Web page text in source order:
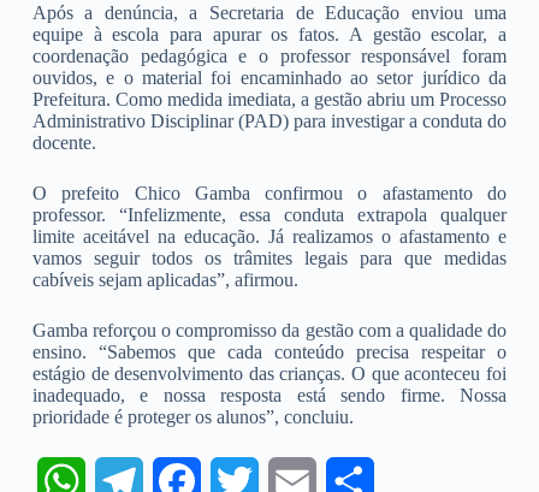
Após a denúncia, a Secretaria de Educação enviou uma
equipe à escola para apurar os fatos. A gestão escolar, a
coordenação pedagógica e o professor responsável foram
ouvidos, e o material foi encaminhado ao setor jurídico da
Prefeitura. Como medida imediata, a gestão abriu um Processo
Administrativo Disciplinar (PAD) para investigar a conduta do
docente.
O prefeito Chico Gamba confirmou o afastamento do
professor. “Infelizmente, essa conduta extrapola qualquer
limite aceitável na educação. Já realizamos o afastamento e
vamos seguir todos os trâmites legais para que medidas
cabíveis sejam aplicadas”, afirmou.
Gamba reforçou o compromisso da gestão com a qualidade do
ensino. “Sabemos que cada conteúdo precisa respeitar o
estágio de desenvolvimento das crianças. O que aconteceu foi
inadequado, e nossa resposta está sendo firme. Nossa
prioridade é proteger os alunos”, concluiu.
W